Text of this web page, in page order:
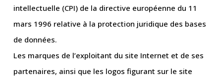
intellectuelle (CPI) de la directive européenne du 11
mars 1996 relative à la protection juridique des bases
de données.
Les marques de l’exploitant du site Internet et de ses
partenaires, ainsi que les logos figurant sur le site